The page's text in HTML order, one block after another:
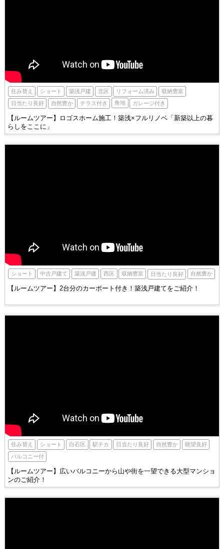
住み替え ショート 築浅戸建 北区 リフォーム済み 収納豊富
日当たり良好 自然豊か テラス付き 角地 ガレージ付き
【ルームツアー】ロゴスホーム施工！築浅×フルリノベ「新築以上の暮
らしをここに」
ショート 中古戸建て 築浅戸建 西区 収納豊富 日当たり良好 自然豊か
【ルームツアー】2台分のカーポート付き！築浅戸建てをご紹介！
住み替え ショート 白石区 駅チカ 日当たり良好 自然豊か
眺望良好
バルコニー付
【ルームツアー】広いバルコニーから山や街を一望できる大型マンショ
ンのご紹介！